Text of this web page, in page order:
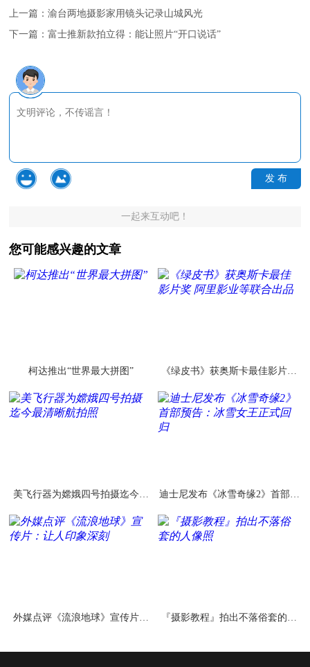
上一篇：渝台两地摄影家用镜头记录山城风光
下一篇：富士推新款拍立得：能让照片“开口说话”
发 布
一起来互动吧！
您可能感兴趣的文章
柯达推出“世界最大拼图”
《绿皮书》获奥斯卡最佳影片奖
美飞行器为嫦娥四号拍摄迄今最
迪士尼发布《冰雪奇缘2》首部预
外媒点评《流浪地球》宣传片：
『摄影教程』拍出不落俗套的人